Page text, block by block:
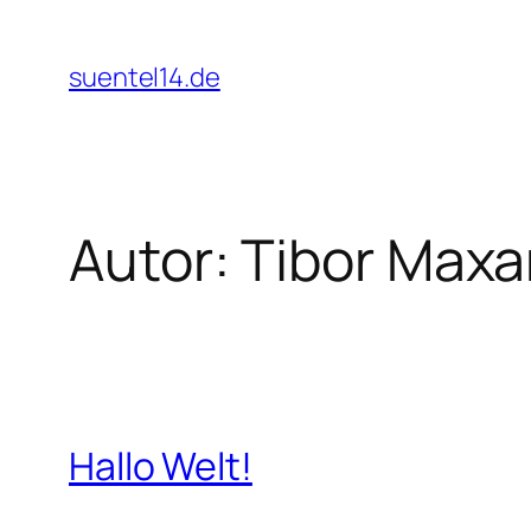
Inhalt
springen
suentel14.de
Autor:Tibor
Hallo Welt!